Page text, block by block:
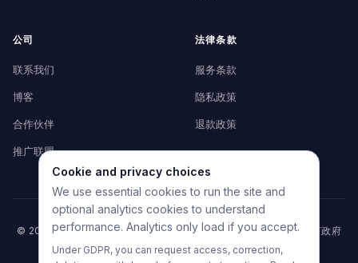
Cookie and privacy choices
We use essential cookies to run the site and
optional analytics cookies to understand
performance. Analytics only load if you accept.
Under GDPR, you can request access, correction,
公司
联系我们
博客
合作伙伴
推广联盟
法律条款
服务条款
隐私政策
退款政策
© 2026 HelpMyVisa。保留所有权利。私人申请准备工具——与任何政府